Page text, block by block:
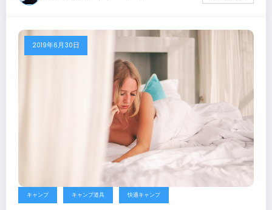
2019年6月30日
キャンプ キャンプ道具 快適キャンプ